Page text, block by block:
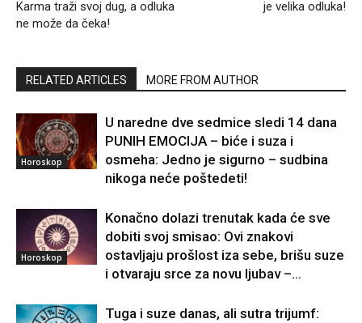
Karma traži svoj dug, a odluka
ne može da čeka!
je velika odluka!
RELATED ARTICLES MORE FROM AUTHOR
Horoskop
U naredne dve sedmice sledi 14 dana
PUNIH EMOCIJA – biće i suza i
osmeha: Jedno je sigurno – sudbina
nikoga neće poštedeti!
Horoskop
Konačno dolazi trenutak kada će sve
dobiti svoj smisao: Ovi znakovi
ostavljaju prošlost iza sebe, brišu suze
i otvaraju srce za novu ljubav –...
Tuga i suze danas, ali sutra trijumf: